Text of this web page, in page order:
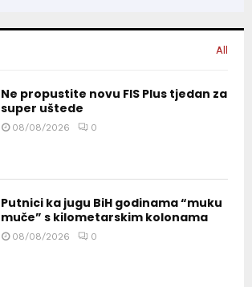
All
Ne propustite novu FIS Plus tjedan za
super uštede
08/08/2026 0
Putnici ka jugu BiH godinama “muku
muče” s kilometarskim kolonama
08/08/2026 0